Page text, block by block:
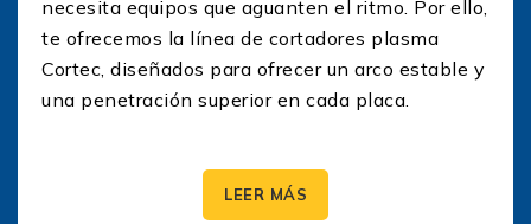
necesita equipos que aguanten el ritmo. Por ello,
te ofrecemos la línea de cortadores plasma
Cortec, diseñados para ofrecer un arco estable y
una penetración superior en cada placa.
¿Por qué elegir un cortador
plasma Cortec?LEER MÁS